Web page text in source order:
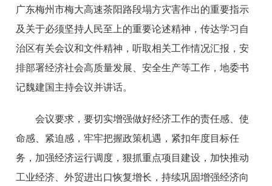
广东梅州市梅大高速茶阳路段塌方灾害作出的重要指示
及关于必须坚持人民至上的重要论述精神，传达学习自
治区有关会议和文件精神，听取相关工作情况汇报，安
排部署经济社会高质量发展、安全生产等工作，地委书
记魏建国主持会议并讲话。
会议要求，要切实增强做好经济工作的责任感、使
命感、紧迫感，牢牢把握政策机遇，紧扣年度目标任
务，加强经济运行调度，狠抓重点项目建设，加快推动
工业经济、外贸进出口恢复增长，持续巩固增强经济向